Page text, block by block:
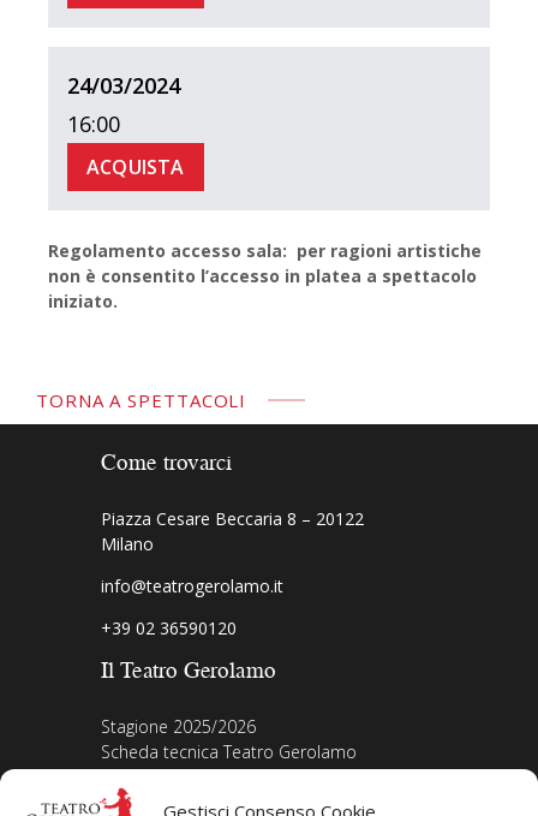
Gestisci Consenso Cookie
24/03/2024
16:00
ACQUISTA
Regolamento accesso sala: per ragioni artistiche
non è consentito l’accesso in platea a spettacolo
iniziato.
TORNA A SPETTACOLI
Come trovarci
Piazza Cesare Beccaria 8 – 20122
Milano
info@teatrogerolamo.it
+39 02 36590120
Il Teatro Gerolamo
Stagione 2025/2026
Scheda tecnica Teatro Gerolamo
Acquista i biglietti